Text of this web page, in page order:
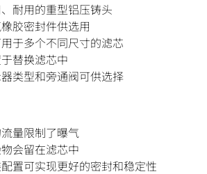
耐用的重型铝压铸头
胶密封件供选用
于多个不同尺寸的滤芯
替换滤芯中
类型和旁通阀可供选择
量限制了曝气
会留在滤芯中
置可实现更好的密封和稳定性